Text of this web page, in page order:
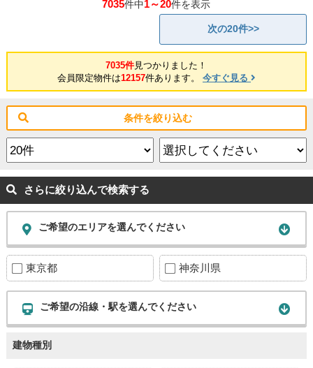
7035件中1～20件を表示
次の20件>>
7035件見つかりました！
会員限定物件は12157件あります。 今すぐ見る
条件を絞り込む
さらに絞り込んで検索する
ご希望のエリアを選んでください
東京都 神奈川県
ご希望の沿線・駅を選んでください
建物種別